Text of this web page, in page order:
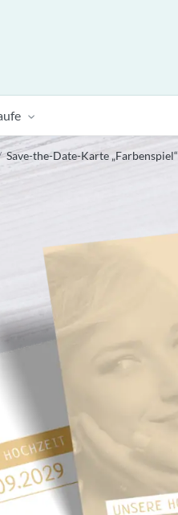
Save-the-Date-Karte „Farbenspiel“